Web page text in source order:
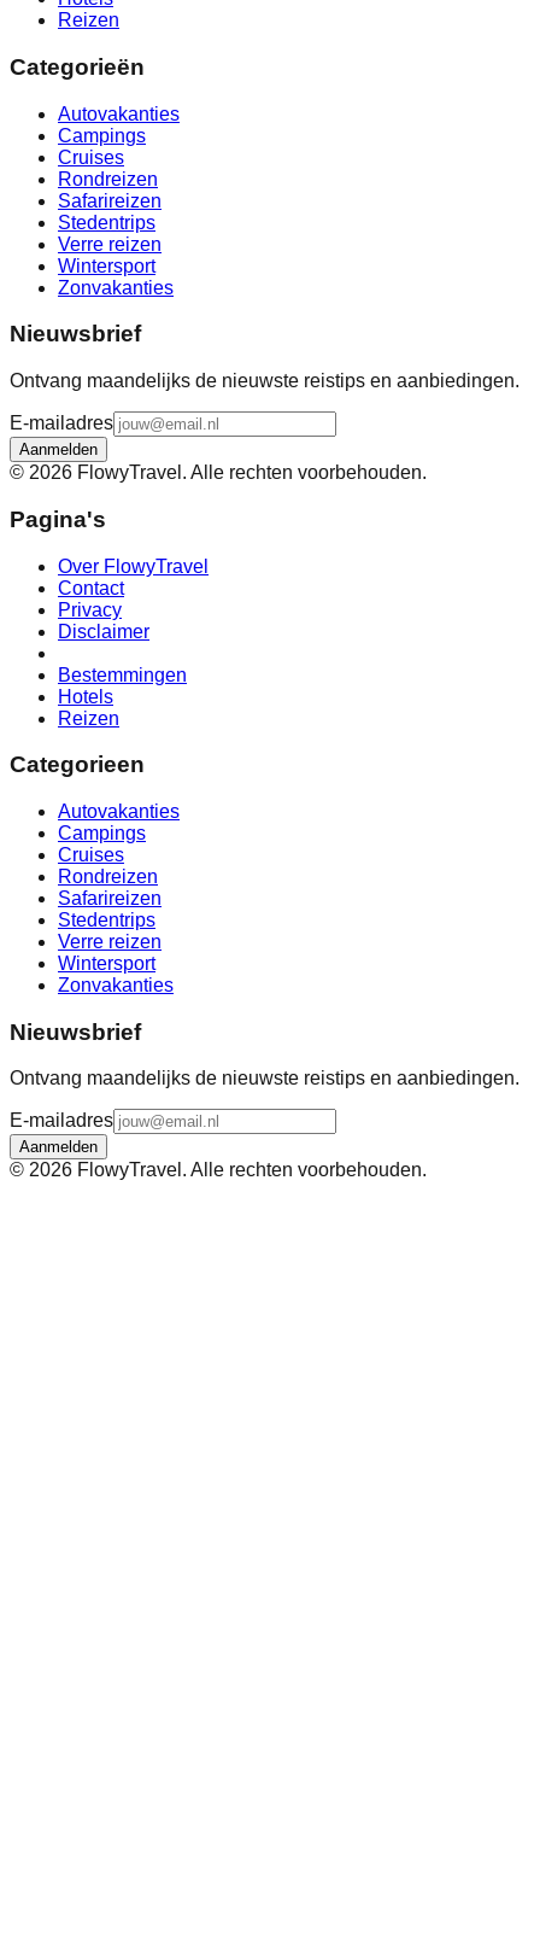
Reizen
Categorieën
Autovakanties
Campings
Cruises
Rondreizen
Safarireizen
Stedentrips
Verre reizen
Wintersport
Zonvakanties
Nieuwsbrief
Ontvang maandelijks de nieuwste reistips en aanbiedingen.
E-mailadres
Aanmelden
© 2026 FlowyTravel. Alle rechten voorbehouden.
Pagina's
Over FlowyTravel
Contact
Privacy
Disclaimer
Bestemmingen
Hotels
Reizen
Categorieen
Autovakanties
Campings
Cruises
Rondreizen
Safarireizen
Stedentrips
Verre reizen
Wintersport
Zonvakanties
Nieuwsbrief
Ontvang maandelijks de nieuwste reistips en aanbiedingen.
E-mailadres
Aanmelden
© 2026 FlowyTravel. Alle rechten voorbehouden.